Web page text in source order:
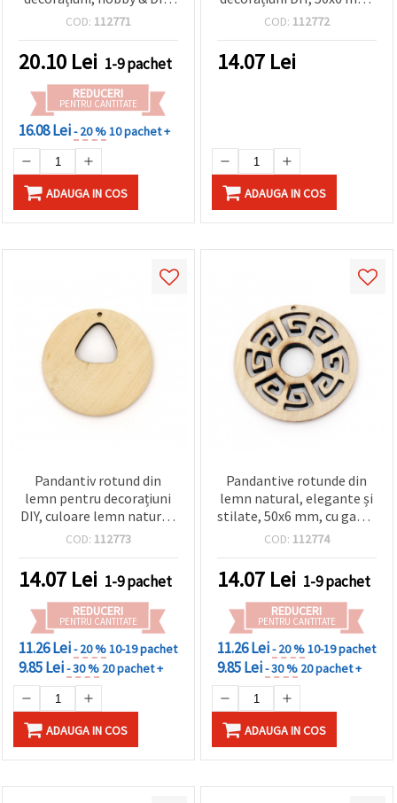
55x18x4 mm, orificiu 1
bucăți
COD: 112771
20.10 Lei 1-9 pachet
REDUCERI
PENTRU CANTITATE
16.08 Lei- 20 %10 pachet +
ADAUGA IN COS
gaură 2 mm, culoare lemn
COD: 112772
14.07 Lei
ADAUGA IN COS
Pandantiv rotund din
lemn pentru decorațiuni
DIY, culoare lemn natural,
50x6 mm, orificiu 2 mm –
COD: 112773
14.07 Lei 1-9 pachet
REDUCERI
PENTRU CANTITATE
11.26 Lei- 20 %10-19 pachet
9.85 Lei- 30 % 20 pachet +
ADAUGA IN COS
Pandantive rotunde din
lemn natural, elegante și
stilate, 50x6 mm, cu gaură
de 2 mm – set de 2 bucăți
și decorațiuni DIY creative
COD: 112774
14.07 Lei 1-9 pachet
REDUCERI
PENTRU CANTITATE
11.26 Lei- 20 %10-19 pachet
9.85 Lei- 30 % 20 pachet +
ADAUGA IN COS